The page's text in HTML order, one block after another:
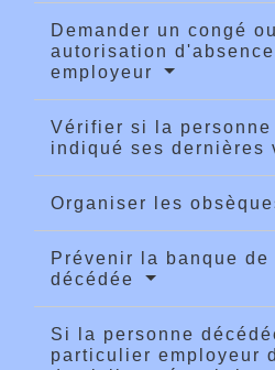
Demander un congé
autorisation
employeur
Vérifier si la personne
indiqué ses dernières
Organiser les
Prévenir la banque de
décédée
Si la personne
particulier employeur